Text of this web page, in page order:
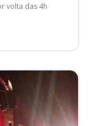
volta das 4h